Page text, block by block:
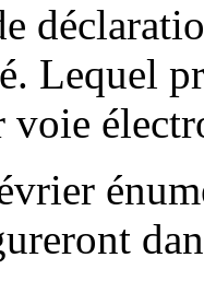
Lequel
voie